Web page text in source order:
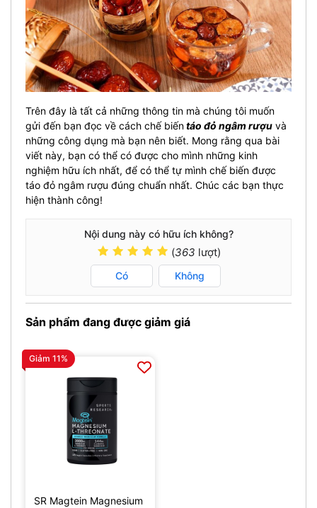
Trên đây là tất cả những thông tin mà chúng tôi muốn
gửi đến bạn đọc về cách chế biếntáo đỏ ngâm rượu và
những công dụng mà bạn nên biết. Mong rằng qua bài
viết này, bạn có thể có được cho mình những kinh
nghiệm hữu ích nhất, để có thể tự mình chế biến được
táo đỏ ngâm rượu đúng chuẩn nhất. Chúc các bạn thực
hiện thành công!
Nội dung này có hữu ích không?
(363 lượt)
Có Không
Sản phẩm đang được giảm giá
Giảm 11%
SR Magtein Magnesium